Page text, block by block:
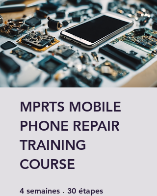
MPRTS MOBILE
PHONE REPAIR
TRAINING
COURSE
4 semaines 4 semaines
30 étapes